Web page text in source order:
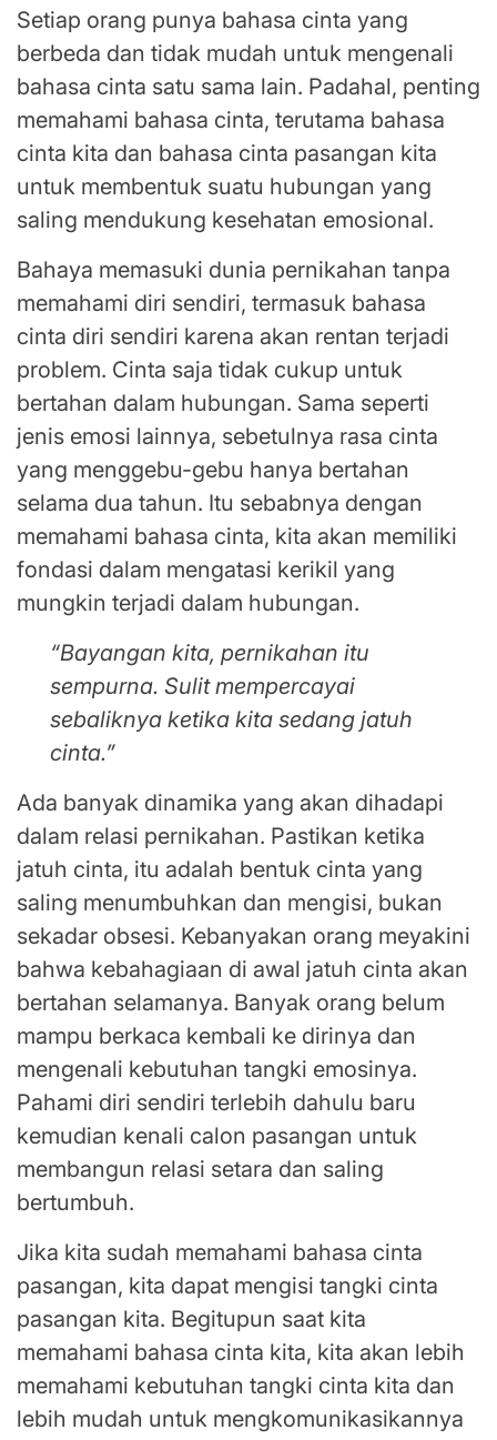
Setiap orang punya bahasa cinta yang
berbeda dan tidak mudah untuk mengenali
bahasa cinta satu sama lain. Padahal, penting
memahami bahasa cinta, terutama bahasa
cinta kita dan bahasa cinta pasangan kita
untuk membentuk suatu hubungan yang
saling mendukung kesehatan emosional.
Bahaya memasuki dunia pernikahan tanpa
memahami diri sendiri, termasuk bahasa
cinta diri sendiri karena akan rentan terjadi
problem. Cinta saja tidak cukup untuk
bertahan dalam hubungan. Sama seperti
jenis emosi lainnya, sebetulnya rasa cinta
yang menggebu-gebu hanya bertahan
selama dua tahun. Itu sebabnya dengan
memahami bahasa cinta, kita akan memiliki
fondasi dalam mengatasi kerikil yang
mungkin terjadi dalam hubungan.
“Bayangan kita, pernikahan itu
sempurna. Sulit mempercayai
sebaliknya ketika kita sedang jatuh
cinta.”
Ada banyak dinamika yang akan dihadapi
dalam relasi pernikahan. Pastikan ketika
jatuh cinta, itu adalah bentuk cinta yang
saling menumbuhkan dan mengisi, bukan
sekadar obsesi. Kebanyakan orang meyakini
bahwa kebahagiaan di awal jatuh cinta akan
bertahan selamanya. Banyak orang belum
mampu berkaca kembali ke dirinya dan
mengenali kebutuhan tangki emosinya.
Pahami diri sendiri terlebih dahulu baru
kemudian kenali calon pasangan untuk
membangun relasi setara dan saling
bertumbuh.
Jika kita sudah memahami bahasa cinta
pasangan, kita dapat mengisi tangki cinta
pasangan kita. Begitupun saat kita
memahami bahasa cinta kita, kita akan lebih
memahami kebutuhan tangki cinta kita dan
lebih mudah untuk mengkomunikasikannya